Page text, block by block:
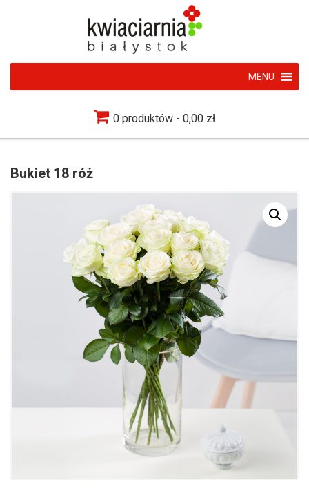
MENU
0 produktów 0,00 zł
Bukiet 18 róż